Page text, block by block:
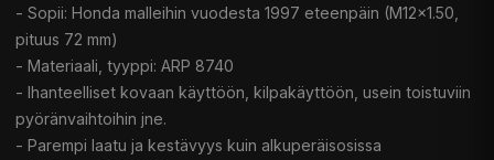
- Sopii: Honda malleihin vuodesta 1997 eteenpäin (M12x1.50,
pituus 72 mm)
- Materiaali, tyyppi: ARP 8740
- Ihanteelliset kovaan käyttöön, kilpakäyttöön, usein toistuviin
pyöränvaihtoihin jne.
- Parempi laatu ja kestävyys kuin alkuperäisosissa